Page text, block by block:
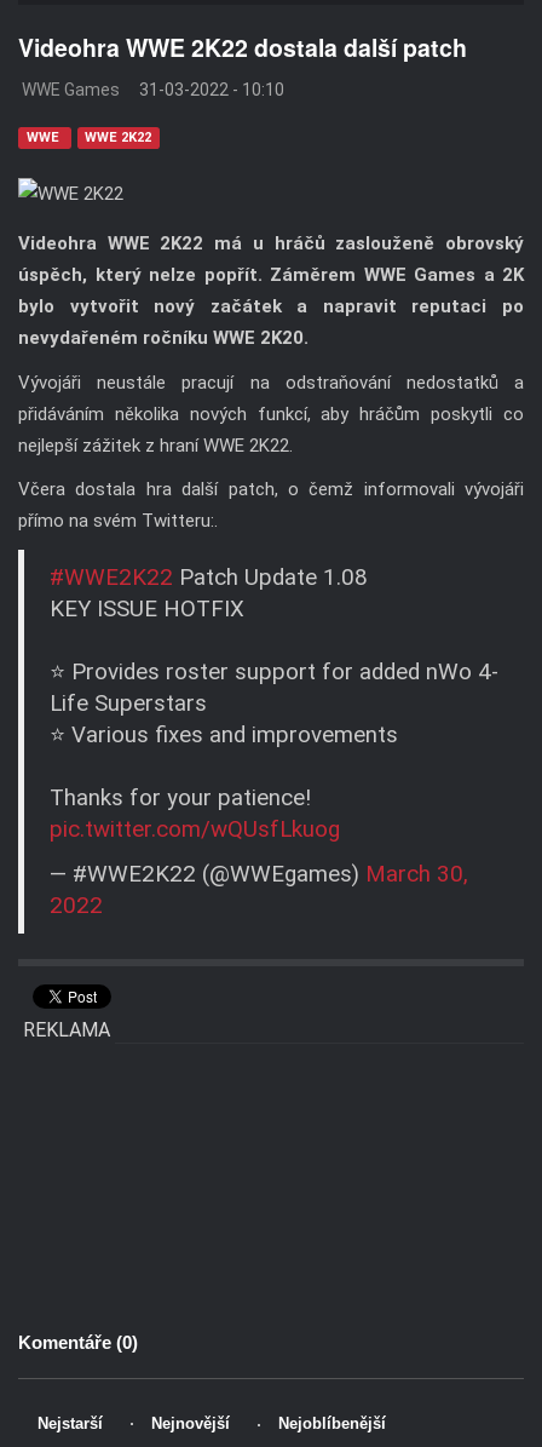
Videohra WWE 2K22 dostala další patch
WWE Games 31-03-2022 - 10:10
WWE WWE 2K22
Videohra WWE 2K22 má u hráčů zaslouženě obrovský
úspěch, který nelze popřít. Záměrem WWE Games a 2K
bylo vytvořit nový začátek a napravit reputaci po
nevydařeném ročníku WWE 2K20.
Vývojáři neustále pracují na odstraňování nedostatků a
přidáváním několika nových funkcí, aby hráčům poskytli co
nejlepší zážitek z hraní WWE 2K22.
Včera dostala hra další patch, o čemž informovali vývojáři
přímo na svém Twitteru:.
#WWE2K22 Patch Update 1.08
KEY ISSUE HOTFIX
⭐ Provides roster support for added nWo 4-
Life Superstars
⭐ Various fixes and improvements
Thanks for your patience!
pic.twitter.com/wQUsfLkuog
— #WWE2K22 (@WWEgames) March 30,
2022
REKLAMA
Komentáře (0)
Nejstarší Nejnovější Nejoblíbenější